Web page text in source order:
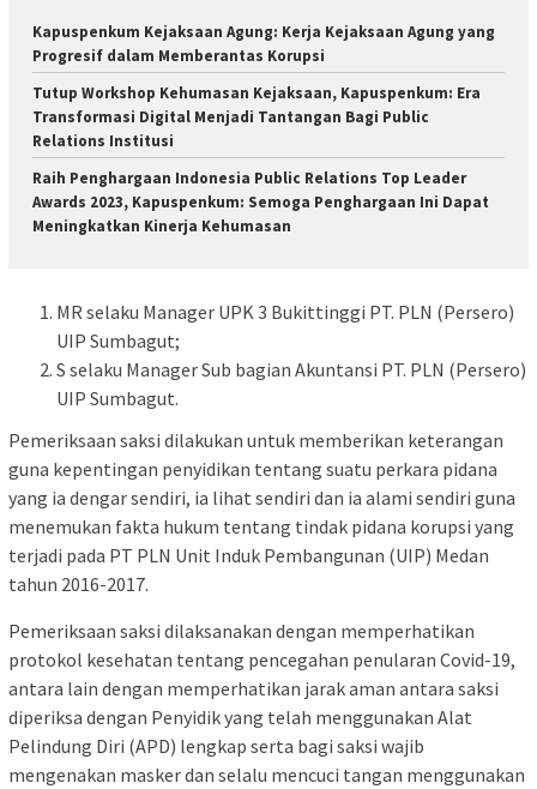
Kapuspenkum Kejaksaan Agung: Kerja Kejaksaan Agung yang
Progresif dalam Memberantas Korupsi
Tutup Workshop Kehumasan Kejaksaan, Kapuspenkum: Era
Transformasi Digital Menjadi Tantangan Bagi Public
Relations Institusi
Raih Penghargaan Indonesia Public Relations Top Leader
Awards 2023, Kapuspenkum: Semoga Penghargaan Ini Dapat
Meningkatkan Kinerja Kehumasan
MR selaku Manager UPK 3 Bukittinggi PT. PLN (Persero)
UIP Sumbagut;
S selaku Manager Sub bagian Akuntansi PT. PLN (Persero)
UIP Sumbagut.
Pemeriksaan saksi dilakukan untuk memberikan keterangan
guna kepentingan penyidikan tentang suatu perkara pidana
yang ia dengar sendiri, ia lihat sendiri dan ia alami sendiri guna
menemukan fakta hukum tentang tindak pidana korupsi yang
terjadi pada PT PLN Unit Induk Pembangunan (UIP) Medan
tahun 2016-2017.
Pemeriksaan saksi dilaksanakan dengan memperhatikan
protokol kesehatan tentang pencegahan penularan Covid-19,
antara lain dengan memperhatikan jarak aman antara saksi
diperiksa dengan Penyidik yang telah menggunakan Alat
Pelindung Diri (APD) lengkap serta bagi saksi wajib
mengenakan masker dan selalu mencuci tangan menggunakan